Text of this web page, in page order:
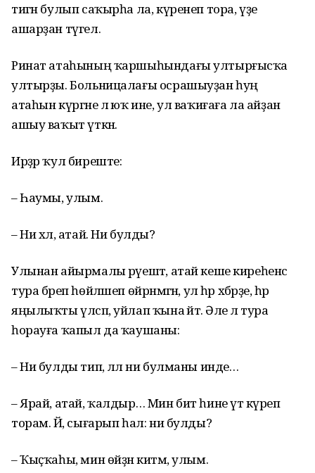
тигән булып саҡырһа ла, күренеп тора, үҙе
ашарҙан түгел.
Ринат атаһының ҡаршыһындағы ултырғысҡа
ултырҙы. Больницалағы осрашыуҙан һуң
атаһын күргәне лә юҡ ине, ул ваҡиғаға ла айҙан
ашыу ваҡыт үткән.
Ирҙәр ҡул биреште:
– Һаумы, улым.
– Ни хәл, атай. Ни булды?
Улынан айырмалы рәүештә, атай кеше киреһенсә
тура бәреп һөйләшеп өйрәнмәгән, ул һәр хәбәрҙе, һәр
яңылыҡты үлсәп, уйлап ҡына әйтә. Әле лә тура
һорауға ҡапыл да ҡаушаны:
– Ни булды тип, әллә ни булманы инде…
– Ярай, атай, ҡалдыр… Мин бит һине үтә күреп
торам. Йә, сығарып һал: ни булды?
– Ҡыҫҡаһы, мин өйҙән китәм, улым.